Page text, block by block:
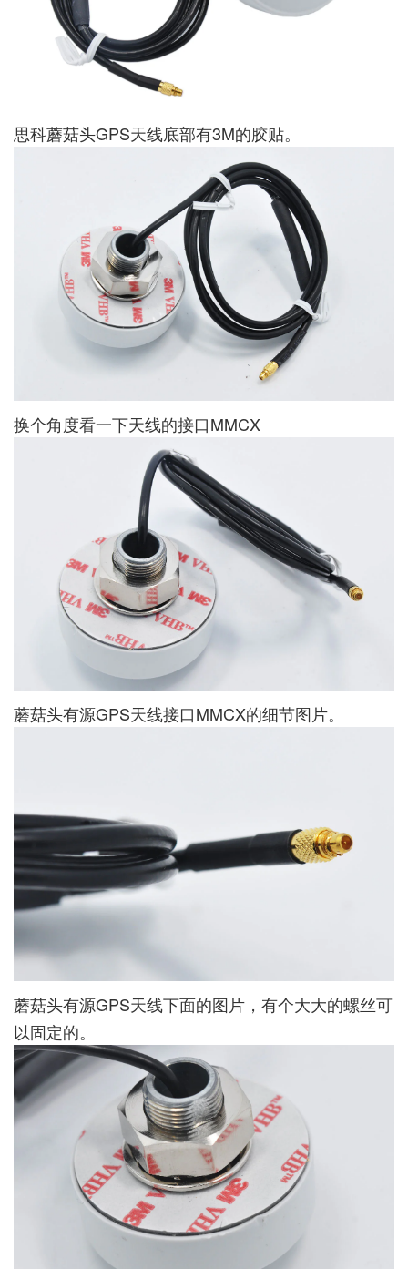
思科蘑菇头GPS天线底部有3M的胶贴。
换个角度看一下天线的接口MMCX
蘑菇头有源GPS天线接口MMCX的细节图片。
蘑菇头有源GPS天线下面的图片，有个大大的螺丝可
以固定的。